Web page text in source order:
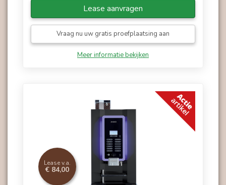
Lease aanvragen
Vraag nu uw gratis proefplaatsing aan
Meer informatie bekijken
Lease v.a.
€ 84,00